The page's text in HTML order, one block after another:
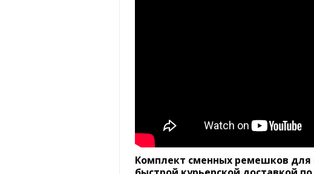
Комплект сменных ремешков для